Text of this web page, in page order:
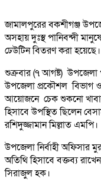
জামালপুরের বকশীগঞ্জ
অসহায় দুঃস্থ পানিবন্দী
ঢেউটিন বিতরণ করা হয়েছে।
শুক্রবার (৭ আগষ্ট) উপজেলা
উপজেলা প্রকৌশল বিভাগ ও
আয়োজনে চেক শুকনো খাবার
হিসাবে উপস্থিত ছিলেন
রশিদুজ্জামান মিল্লাত এমপি।
উপজেলা নির্বাহী অফিসার
অতিথি হিসাবে বক্তব্য
সিরাজুল হক।